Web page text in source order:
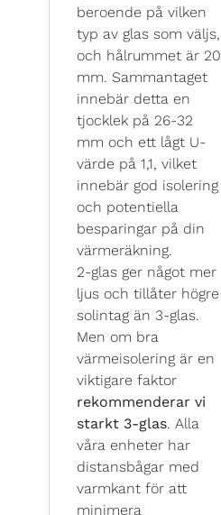
beroende på vilken
typ av glas som väljs,
och hålrummet är 20
mm. Sammantaget
innebär detta en
tjocklek på 26-32
mm och ett lågt U-
värde på 1,1, vilket
innebär god isolering
och potentiella
besparingar på din
värmeräkning.
2-glas ger något mer
ljus och tillåter högre
solintag än 3-glas.
Men om bra
värmeisolering är en
viktigare faktor
rekommenderar vi
starkt 3-glas. Alla
våra enheter har
distansbågar med
varmkant för att
minimera